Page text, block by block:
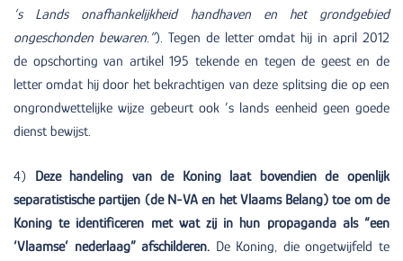
‘s Lands onafhankelijkheid handhaven en het grondgebied
ongeschonden bewaren.”). Tegen de letter omdat hij in april 2012
de opschorting van artikel 195 tekende en tegen de geest en de
letter omdat hij door het bekrachtigen van deze splitsing die op een
ongrondwettelijke wijze gebeurt ook ’s lands eenheid geen goede
dienst bewijst.
4) Deze handeling van de Koning laat bovendien de openlijk
separatistische partijen (de N-VA en het Vlaams Belang) toe om de
Koning te identificeren met wat zij in hun propaganda als “een
‘Vlaamse’ nederlaag” afschilderen. De Koning, die ongetwijfeld te